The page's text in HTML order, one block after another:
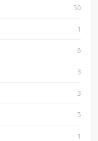
50
1
6
3
3
5
1